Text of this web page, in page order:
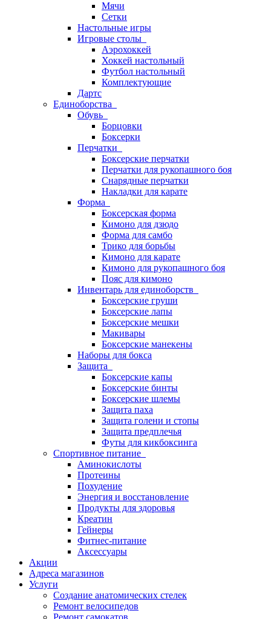
Мячи
Сетки
Настольные игры
Игровые столы
Аэрохоккей
Хоккей настольный
Футбол настольный
Комплектующие
Дартс
Единоборства
Обувь
Борцовки
Боксерки
Перчатки
Боксерские перчатки
Перчатки для рукопашного боя
Снарядные перчатки
Накладки для карате
Форма
Боксерская форма
Кимоно для дзюдо
Форма для самбо
Трико для борьбы
Кимоно для карате
Кимоно для рукопашного боя
Пояс для кимоно
Инвентарь для единоборств
Боксерские груши
Боксерские лапы
Боксерские мешки
Макивары
Боксерские манекены
Наборы для бокса
Защита
Боксерские капы
Боксерские бинты
Боксерские шлемы
Защита паха
Защита голени и стопы
Защита предплечья
Футы для кикбоксинга
Спортивное питание
Аминокислоты
Протеины
Похудение
Энергия и восстановление
Продукты для здоровья
Креатин
Гейнеры
Фитнес-питание
Аксессуары
Акции
Адреса магазинов
Услуги
Создание анатомических стелек
Ремонт велосипедов
Ремонт самокатов